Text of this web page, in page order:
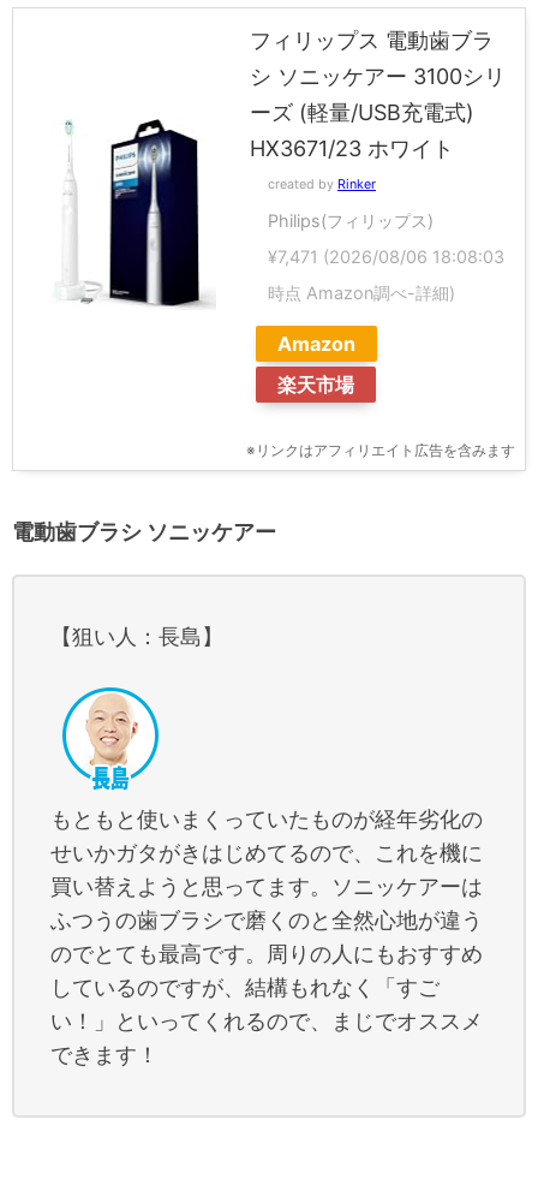
フィリップス 電動歯ブラ
シ ソニッケアー 3100シリ
ーズ (軽量/USB充電式)
HX3671/23 ホワイト
created by Rinker
Philips(フィリップス)
¥7,471 (2026/08/06 18:08:03
時点 Amazon調べ-詳細)
Amazon
楽天市場
※リンクはアフィリエイト広告を含みます
電動歯ブラシ ソニッケアー
【狙い人：長島】
もともと使いまくっていたものが経年劣化の
せいかガタがきはじめてるので、これを機に
買い替えようと思ってます。ソニッケアーは
ふつうの歯ブラシで磨くのと全然心地が違う
のでとても最高です。周りの人にもおすすめ
しているのですが、結構もれなく「すご
い！」といってくれるので、まじでオススメ
できます！